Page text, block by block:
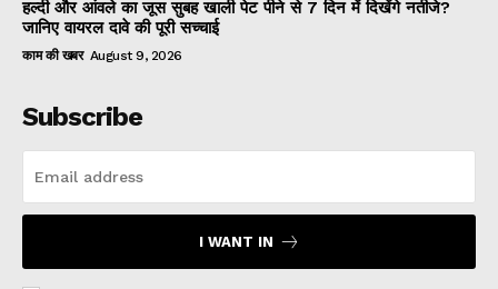
हल्दी और आंवले का जूस सुबह खाली पेट पीने से 7 दिन में दिखेंगे नतीजे?
जानिए वायरल दावे की पूरी सच्चाई
काम की खबर August 9, 2026
Subscribe
I WANT IN